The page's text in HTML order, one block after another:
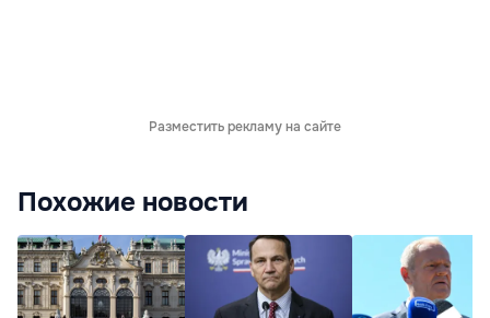
Разместить рекламу на сайте
Похожие новости